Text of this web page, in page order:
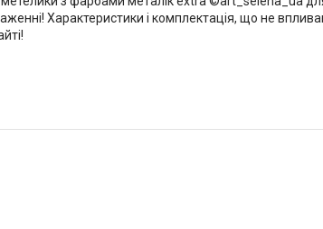
Характеристики і комплектація, що не